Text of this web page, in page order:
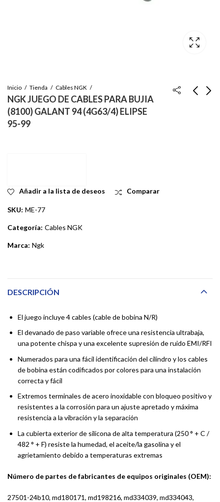
Inicio Tienda Cables NGK
NGK JUEGO DE CABLES PARA BUJIA
(8100) GALANT 94 (4G63/4) ELIPSE
95-99
Añadir a la lista de deseos Comparar
SKU: ME-77
Categoría: Cables NGK
Marca: Ngk
DESCRIPCIÓN
El juego incluye 4 cables (cable de bobina N/R)
El devanado de paso variable ofrece una resistencia ultrabaja,
una potente chispa y una excelente supresión de ruido EMI/RFI
Numerados para una fácil identificación del cilindro y los cables
de bobina están codificados por colores para una instalación
correcta y fácil
Extremos terminales de acero inoxidable con bloqueo positivo y
resistentes a la corrosión para un ajuste apretado y máxima
resistencia a la vibración y la separación
La cubierta exterior de silicona de alta temperatura (250 ° + C /
482 ° + F) resiste la humedad, el aceite/la gasolina y el
agrietamiento debido a temperaturas extremas
Número de partes de fabricantes de equipos originales (OEM):
‎27501-24b10, md180171, md198216, md334039, md334043,